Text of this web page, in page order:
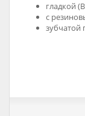
гладкой
с
зубчатой